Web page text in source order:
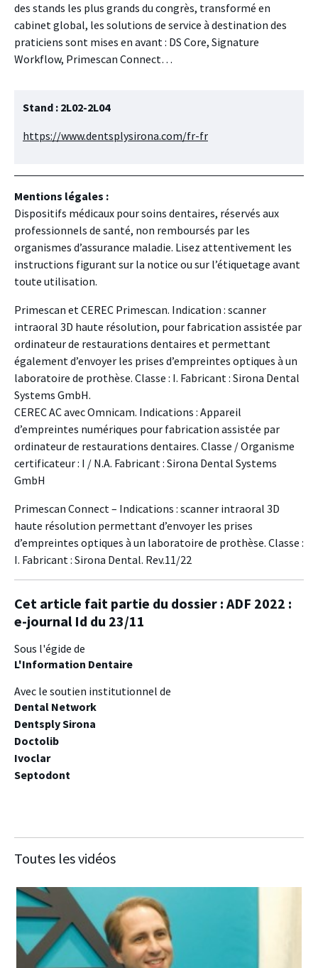
des stands les plus grands du congrès, transformé en
cabinet global, les solutions de service à destination des
praticiens sont mises en avant : DS Core, Signature
Workflow, Primescan Connect…
Stand : 2L02-2L04
https://www.dentsplysirona.com/fr-fr
Mentions légales :
Dispositifs médicaux pour soins dentaires, réservés aux
professionnels de santé, non remboursés par les
organismes d’assurance maladie. Lisez attentivement les
instructions figurant sur la notice ou sur l’étiquetage avant
toute utilisation.
Primescan et CEREC Primescan. Indication : scanner
intraoral 3D haute résolution, pour fabrication assistée par
ordinateur de restaurations dentaires et permettant
également d’envoyer les prises d’empreintes optiques à un
laboratoire de prothèse. Classe : I. Fabricant : Sirona Dental
Systems GmbH.
CEREC AC avec Omnicam. Indications : Appareil
d’empreintes numériques pour fabrication assistée par
ordinateur de restaurations dentaires. Classe / Organisme
certificateur : I / N.A. Fabricant : Sirona Dental Systems
GmbH
Primescan Connect – Indications : scanner intraoral 3D
haute résolution permettant d’envoyer les prises
d’empreintes optiques à un laboratoire de prothèse. Classe :
I. Fabricant : Sirona Dental. Rev.11/22
Cet article fait partie du dossier : ADF 2022 :
e-journal Id du 23/11
Sous l'égide de
L'Information Dentaire
Avec le soutien institutionnel de
Dental Network
Dentsply Sirona
Doctolib
Ivoclar
Septodont
Toutes les vidéos